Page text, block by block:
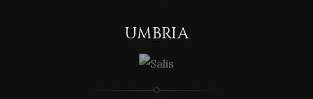
UMBRIA